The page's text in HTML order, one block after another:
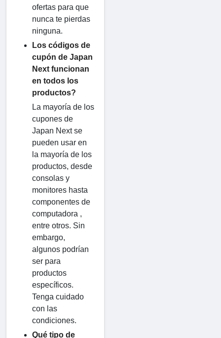
ofertas para que
nunca te pierdas
ninguna.
Los códigos de
cupón de Japan
Next funcionan
en todos los
productos?
La mayoría de los
cupones de
Japan Next se
pueden usar en
la mayoría de los
productos, desde
consolas y
monitores hasta
componentes de
computadora ,
entre otros. Sin
embargo,
algunos podrían
ser para
productos
específicos.
Tenga cuidado
con las
condiciones.
Qué tipo de